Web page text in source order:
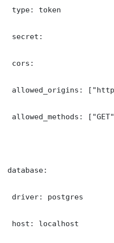
type: token
secret:
cors:
allowed_origins:
allowed_methods:
database:
driver: postgres
host: localhost